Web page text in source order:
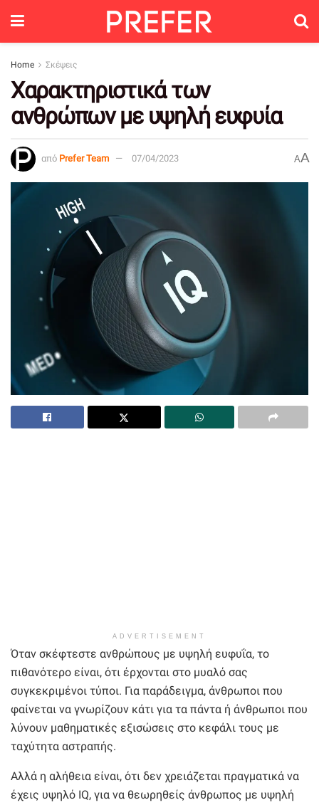
Home Σκέψεις
Χαρακτηριστικά των
ανθρώπων με υψηλή ευφυία
από Prefer Team 07/04/2023 AA
ADVERTISEMENT
Όταν σκέφτεστε ανθρώπους με υψηλή ευφυΐα, το
πιθανότερο είναι, ότι έρχονται στο μυαλό σας
συγκεκριμένοι τύποι. Για παράδειγμα, άνθρωποι που
φαίνεται να γνωρίζουν κάτι για τα πάντα ή άνθρωποι που
λύνουν μαθηματικές εξισώσεις στο κεφάλι τους με
ταχύτητα αστραπής.
Αλλά η αλήθεια είναι, ότι δεν χρειάζεται πραγματικά να
έχεις υψηλό IQ, για να θεωρηθείς άνθρωπος με υψηλή